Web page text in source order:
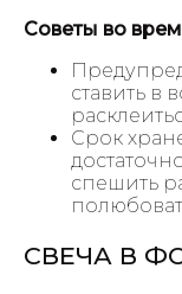
Советы во
ставить в
Срок
спешить
СВЕЧА В